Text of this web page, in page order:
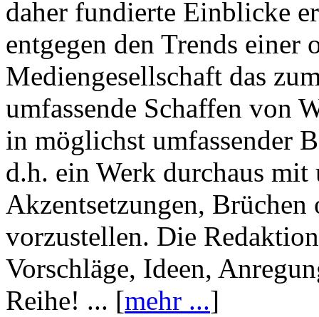
daher fundierte Einblicke
entgegen den Trends einer
Mediengesellschaft das
umfassende Schaffen von
in möglichst umfassender
d.h. ein Werk durchaus mit
Akzentsetzungen, Brüchen
vorzustellen. Die
Vorschläge, Ideen,
Reihe! ... [mehr ...]